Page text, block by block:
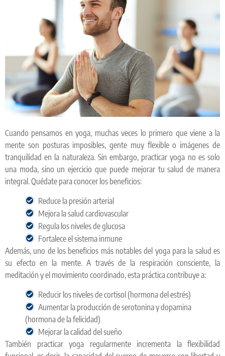
Cuando pensamos en yoga, muchas veces lo primero que viene a la
mente son posturas imposibles, gente muy flexible o imágenes de
tranquilidad en la naturaleza. Sin embargo, practicar yoga no es solo
una moda, sino un ejercicio que puede mejorar tu salud de manera
integral. Quédate para conocer los beneficios:
Reduce la presión arterial
Mejora la salud cardiovascular
Regula los niveles de glucosa
Fortalece el sistema inmune
Además, uno de los beneficios más notables del yoga para la salud es
su efecto en la mente. A través de la respiración consciente, la
meditación y el movimiento coordinado, esta práctica contribuye a:
Reducir los niveles de cortisol (hormona del estrés)
Aumentar la producción de serotonina y dopamina
(hormona de la felicidad)
Mejorar la calidad del sueño
También practicar yoga regularmente incrementa la flexibilidad